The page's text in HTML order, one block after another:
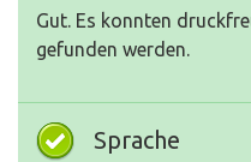
Gut. Es konnten
gefunden werden.
Sprache